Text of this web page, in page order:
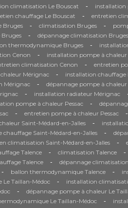
climatisation Le Bouscat - installation
chauffage Le Bouscat - entretien
Bruges - climatisation Bruges -
- dépannage climatisation Bruges
thermodynamique Bruges -
Cenon - installation pompe à chaleur
climatisation Cenon - entretien
Mérignac - installation chauffage
Mérignac - dépannage pompe à
- installation radiateur Mérignac
pompe à chaleur Pessac -
- entretien pompe à chaleur Pessac -
Saint-Médard-en-Jalles -
chauffage Saint-Médard-en-Jalles -
climatisation Saint-Médard-en-Jalles -
Talence - climatisation Talence -
Talence - dépannage
- ballon thermodynamique Talence -
Taillan-Médoc - installation
- dépannage pompe à chaleur Le
Le Taillan-Médoc -